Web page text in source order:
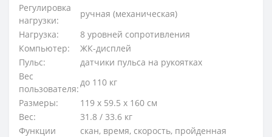
Регулировка
нагрузки:
ручная (механическая)
Нагрузка:
8 уровней сопротивления
Компьютер:
ЖК-дисплей
Пульс:
датчики пульса на рукоятках
Вес
пользователя:
до 110 кг
Размеры:
119 х 59.5 х 160 см
Вес:
31.8 / 33.6 кг
Функции
скан, время, скорость, пройденная